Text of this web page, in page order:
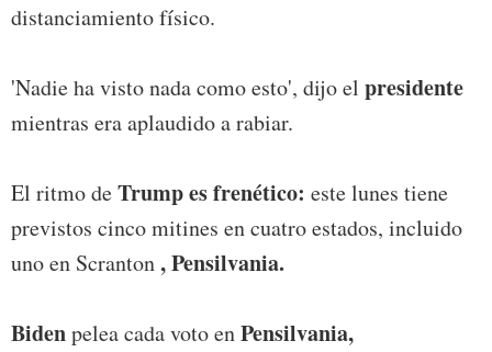
distanciamiento físico.
'Nadie ha visto nada como esto', dijo el presidente
mientras era aplaudido a rabiar.
El ritmo deTrump es frenético: este lunes tiene
previstos cinco mitines en cuatro estados, incluido
uno en Scranton, Pensilvania.
Bidenpelea cada voto enPensilvania,